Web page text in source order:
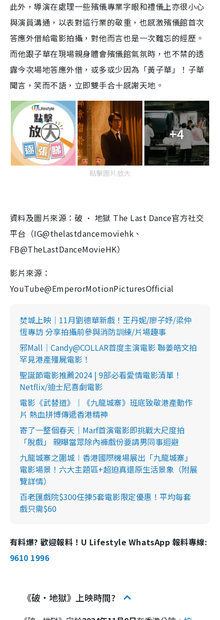
此外，導演在處理一些殯儀專業字眼和禮儀上亦很小心
與演員溝通，以表對這行業的敬重，也感激殯儀館首次
答應外借給電影拍攝，對他而言也是一次難忘的經歷。
而他跟子華在現場親身體會殯儀館氣氛時，也不禁的透
露今次場地答應外借，或多或少因為「黃子華」！子華
聞言，笑而不語，立即雙手合十感謝天地。
+4
點擊圖片放大
資料及圖片來源：破 · 地獄 The Last Dance官方社交
平台（IG@thelastdancemoviehk、
FB@TheLastDanceMovieHK）
影片來源：
YouTube@EmperorMotionPicturesOfficial
焚城上映｜11月劉德華新戲！王丹妮/廖子妤/梁仲
恆專訪 分享拍攝前參與消防訓練/片場趣事
邪Mall｜Candy@COLLAR首度主演電影 聯姜皓文拍
罕見港產殭屍電影！
聖誕節電影推薦2024 | 9部必看愛情電影清單！
Netflix/迪士尼喜劇電影
電影《武替道》｜《九龍城寨》班底致敬港產動作
片 熱血拼博傳遞香港精神
寄了一整個春天｜Marf首演電影即挑戰大尺度拍
「脫戲」 親曝當眾除內褲戲份要請男同事迴避
九龍城寨之圍城︱香港國際機場展出「九龍城寨」
電影場景！六大主題區+超迫真還原生活景象（附展
覽詳情）
百老匯戲院$300任揀5套電影限定優惠！平均每套
戲只需$60
有料爆? 歡迎報料！U Lifestyle WhatsApp 報料專線:
9610 1996
《破·地獄》上映時間?